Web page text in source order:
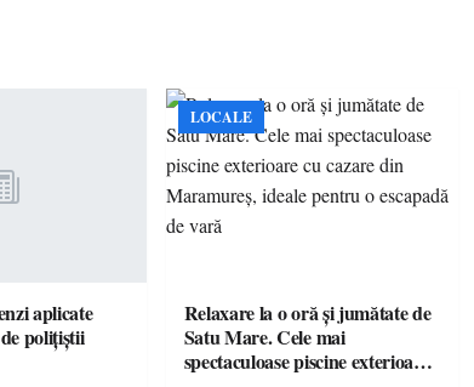
aplicate
polițiștii
LOCALE
Relaxare la o oră și jumătate de
Satu Mare. Cele mai
spectaculoase piscine exterioare